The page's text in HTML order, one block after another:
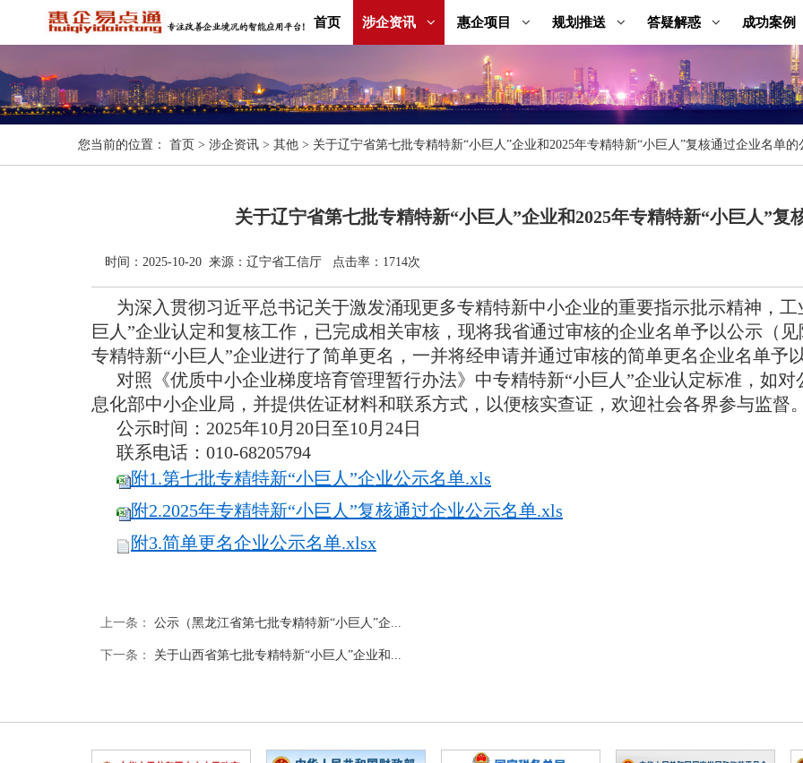
首页 涉企资讯 惠企项目 规划推送 答疑解惑 成功案例
您当前的位置： 首页 > 涉企资讯 > 其他 > 关于辽宁省第七批专精特新“小巨人”企业和2025年专精特新“小巨人”复核通过企业名单的
关于辽宁省第七批专精特新“小巨人”企业和2025年专精特新“小巨人”复
时间：2025-10-20 来源：辽宁省工信厅 点击率：1714次
为深入贯彻习近平总书记关于激发涌现更多专精特新中小企业的重要指示批示精神，
巨人”企业认定和复核工作，已完成相关审核，现将我省通过审核的企业名单予以公示（
专精特新“小巨人”企业进行了简单更名，一并将经申请并通过审核的简单更名企业名单予
对照《优质中小企业梯度培育管理暂行办法》中专精特新“小巨人”企业认定标准，如
息化部中小企业局，并提供佐证材料和联系方式，以便核实查证，欢迎社会各界参与监督
公示时间：2025年10月20日至10月24日
联系电话：010-68205794
附1.第七批专精特新“小巨人”企业公示名单.xls
附2.2025年专精特新“小巨人”复核通过企业公示名单.xls
附3.简单更名企业公示名单.xlsx
上一条： 公示（黑龙江省第七批专精特新“小巨人”企...
下一条： 关于山西省第七批专精特新“小巨人”企业和...